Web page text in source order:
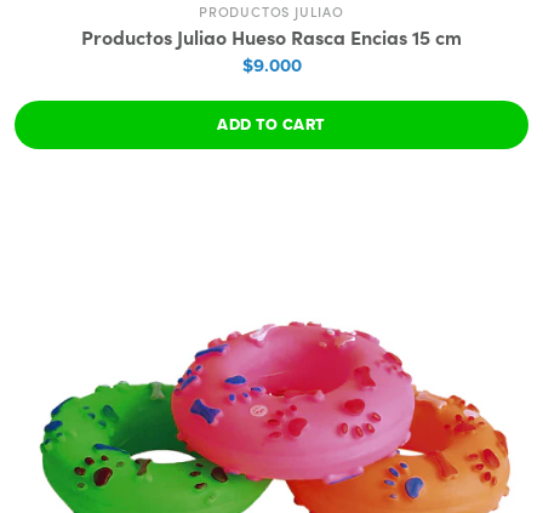
PRODUCTOS JULIAO
Productos Juliao Hueso Rasca Encias 15 cm
$9.000
ADD TO CART